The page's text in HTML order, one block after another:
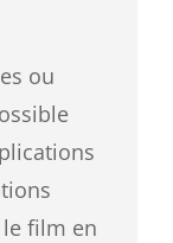
ou
film en